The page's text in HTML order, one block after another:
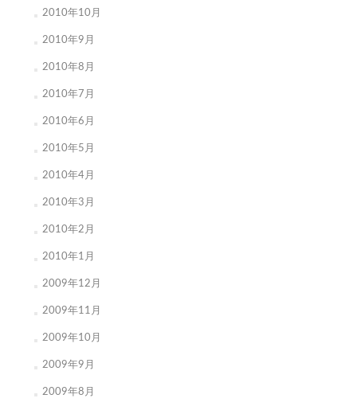
2010年10月
2010年9月
2010年8月
2010年7月
2010年6月
2010年5月
2010年4月
2010年3月
2010年2月
2010年1月
2009年12月
2009年11月
2009年10月
2009年9月
2009年8月